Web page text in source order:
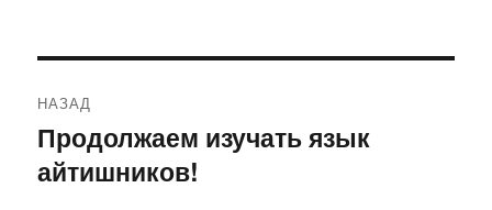
по
записям
НАЗАД
Предыдущая
запись:
Продолжаем изучать язык
айтишников!